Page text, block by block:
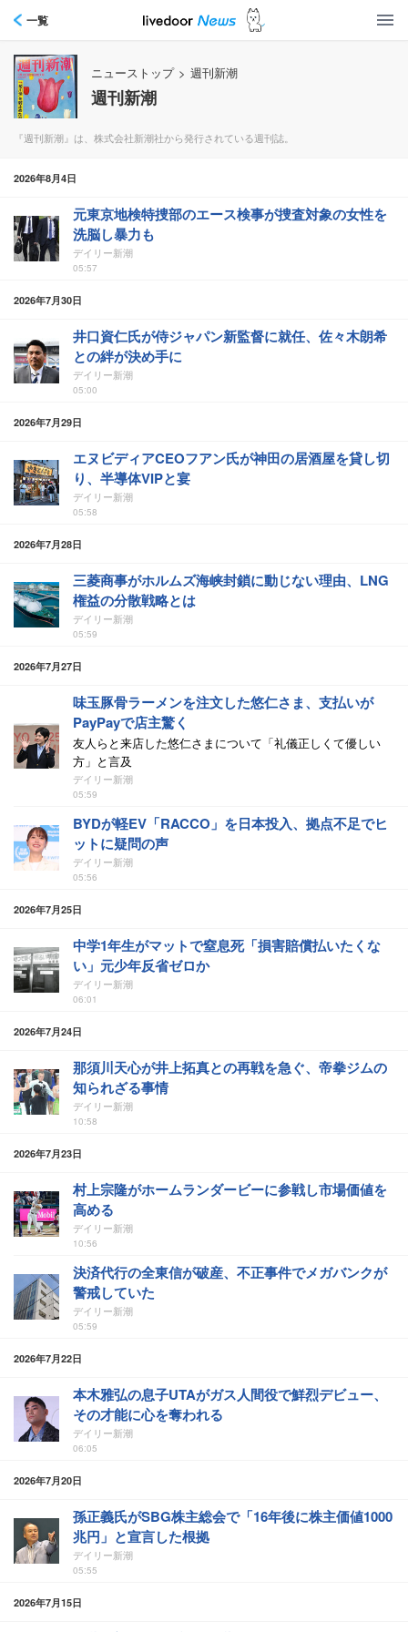
一覧
ニューストップ > 週刊新潮
週刊新潮
『週刊新潮』は、株式会社新潮社から発行されている週刊誌。
2026年8月4日
元東京地検特捜部のエース検事が捜査対象の女性を
洗脳し暴力も
デイリー新潮
05:57
2026年7月30日
井口資仁氏が侍ジャパン新監督に就任、佐々木朗希
との絆が決め手に
デイリー新潮
05:00
2026年7月29日
エヌビディアCEOフアン氏が神田の居酒屋を貸し切
り、半導体VIPと宴
デイリー新潮
05:58
2026年7月28日
三菱商事がホルムズ海峡封鎖に動じない理由、LNG
権益の分散戦略とは
デイリー新潮
05:59
2026年7月27日
味玉豚骨ラーメンを注文した悠仁さま、支払いが
PayPayで店主驚く
友人らと来店した悠仁さまについて「礼儀正しくて優しい
方」と言及
デイリー新潮
05:59
BYDが軽EV「RACCO」を日本投入、拠点不足でヒ
ットに疑問の声
デイリー新潮
05:56
2026年7月25日
中学1年生がマットで窒息死「損害賠償払いたくな
い」元少年反省ゼロか
デイリー新潮
06:01
2026年7月24日
那須川天心が井上拓真との再戦を急ぐ、帝拳ジムの
知られざる事情
デイリー新潮
10:58
2026年7月23日
村上宗隆がホームランダービーに参戦し市場価値を
高める
デイリー新潮
10:56
決済代行の全東信が破産、不正事件でメガバンクが
警戒していた
デイリー新潮
05:59
2026年7月22日
本木雅弘の息子UTAがガス人間役で鮮烈デビュー、
その才能に心を奪われる
デイリー新潮
06:05
2026年7月20日
孫正義氏がSBG株主総会で「16年後に株主価値1000
兆円」と宣言した根拠
デイリー新潮
05:55
2026年7月15日